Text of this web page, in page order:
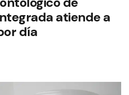
atiende a
día